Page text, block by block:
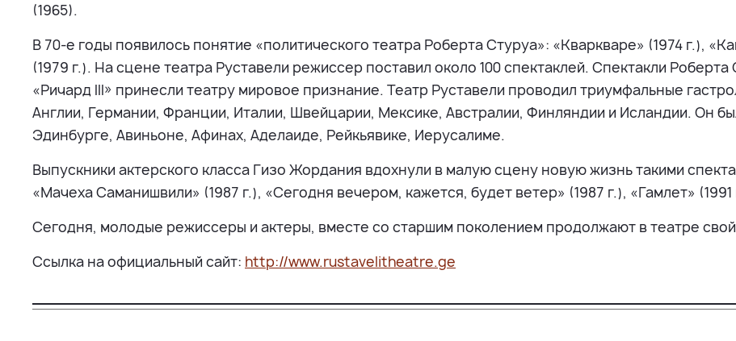
(1965).
В 70-е годы появилось понятие «политического театра Роберта Стуруа»: «Кваркваре» (1974 г.),
(1979 г.). На сцене театра Руставели режиссер поставил около 100 спектаклей. Спектакли
«Ричард III» принесли театру мировое признание. Театр Руставели проводил триумфальные
Англии, Германии, Франции, Италии, Швейцарии, Мексике, Австралии, Финляндии и Исландии. Он
Эдинбурге, Авиньоне, Афинах, Аделаиде, Рейкьявике, Иерусалиме.
Выпускники актерского класса Гизо Жордания вдохнули в малую сцену новую жизнь такими
«Мачеха Саманишвили» (1987 г.), «Сегодня вечером, кажется, будет ветер» (1987 г.), «Гамлет» (1991
Сегодня, молодые режиссеры и актеры, вместе со старшим поколением продолжают в театре
Ссылка на официальный сайт: http://www.rustavelitheatre.ge